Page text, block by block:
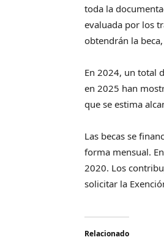
toda la
evaluada por los
obtendrán la
En 2024, un total
en 2025 han
que se estima
Las becas se
forma mensual.
2020. Los
solicitar la
Relacionado